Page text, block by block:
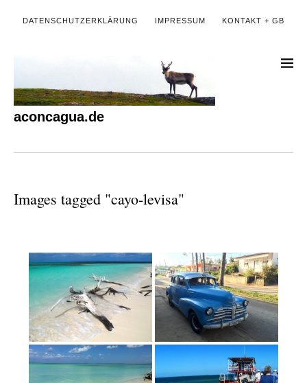
DATENSCHUTZERKLÄRUNG IMPRESSUM KONTAKT + GB
aconcagua.de
Images tagged "cayo-levisa"